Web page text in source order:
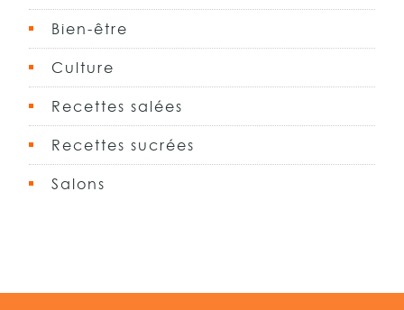
Bien-être
Culture
Recettes salées
Recettes sucrées
Salons